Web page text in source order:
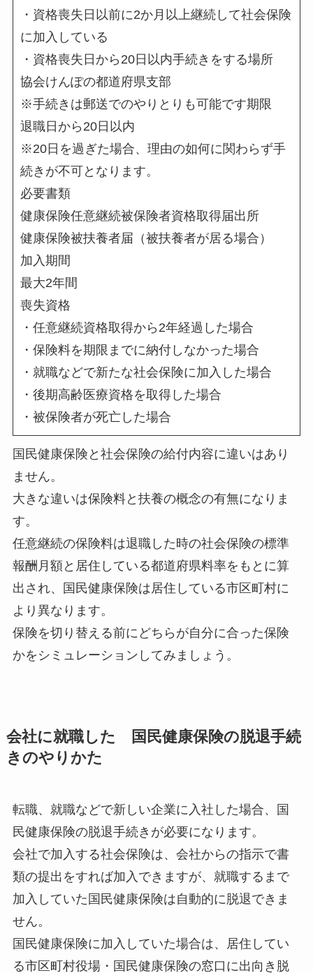
・資格喪失日以前に2か月以上継続して社会保険
に加入している
・資格喪失日から20日以内手続きをする場所
協会けんぽの都道府県支部
※手続きは郵送でのやりとりも可能です期限
退職日から20日以内
※20日を過ぎた場合、理由の如何に関わらず手
続きが不可となります。
必要書類
健康保険任意継続被保険者資格取得届出所
健康保険被扶養者届（被扶養者が居る場合）
加入期間
最大2年間
喪失資格
・任意継続資格取得から2年経過した場合
・保険料を期限までに納付しなかった場合
・就職などで新たな社会保険に加入した場合
・後期高齢医療資格を取得した場合
・被保険者が死亡した場合
国民健康保険と社会保険の給付内容に違いはあり
ません。
大きな違いは保険料と扶養の概念の有無になりま
す。
任意継続の保険料は退職した時の社会保険の標準
報酬月額と居住している都道府県料率をもとに算
出され、国民健康保険は居住している市区町村に
より異なります。
保険を切り替える前にどちらが自分に合った保険
かをシミュレーションしてみましょう。
会社に就職した 国民健康保険の脱退手続
きのやりかた
転職、就職などで新しい企業に入社した場合、国
民健康保険の脱退手続きが必要になります。
会社で加入する社会保険は、会社からの指示で書
類の提出をすれば加入できますが、就職するまで
加入していた国民健康保険は自動的に脱退できま
せん。
国民健康保険に加入していた場合は、居住してい
る市区町村役場・国民健康保険の窓口に出向き脱